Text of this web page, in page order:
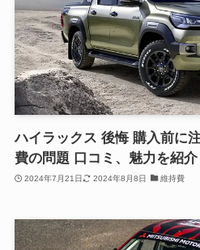
ハイラックス 後悔 購入前に
費の問題 口コミ、魅力を紹介
2024年7月21日 2024年8月8日 維持費